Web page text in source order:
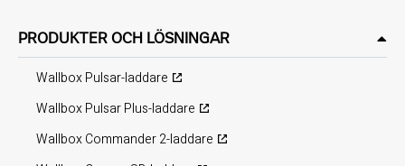
PRODUKTER OCH LÖSNINGAR
Wallbox Pulsar-laddare
Wallbox Pulsar Plus-laddare
Wallbox Commander 2-laddare